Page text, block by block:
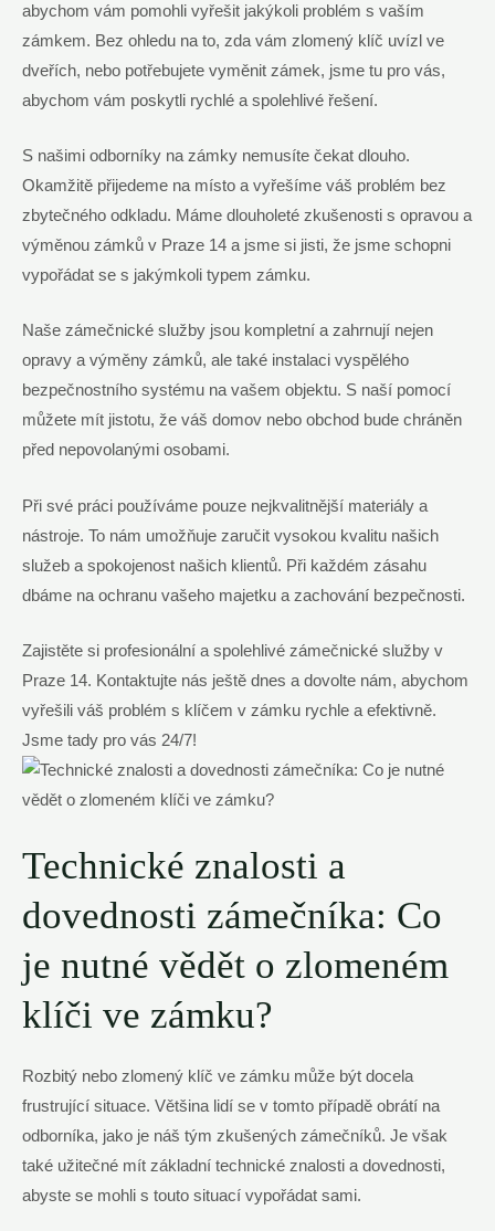
abychom vám pomohli vyřešit jakýkoli problém s vaším
zámkem. Bez ohledu na to, zda vám zlomený klíč uvízl ve
dveřích, nebo potřebujete vyměnit zámek, jsme tu pro vás,
abychom vám poskytli rychlé a spolehlivé řešení.
S našimi odborníky na zámky nemusíte čekat dlouho.
Okamžitě přijedeme na místo a vyřešíme váš problém bez
zbytečného odkladu. Máme dlouholeté zkušenosti s opravou a
výměnou zámků v Praze 14 a jsme si jisti, že jsme schopni
vypořádat se s jakýmkoli typem zámku.
Naše zámečnické služby jsou kompletní a zahrnují nejen
opravy a výměny zámků, ale také instalaci vyspělého
bezpečnostního systému na vašem objektu. S naší pomocí
můžete mít jistotu, že váš domov nebo obchod bude chráněn
před nepovolanými osobami.
Při své práci používáme pouze nejkvalitnější materiály a
nástroje. To nám umožňuje zaručit vysokou kvalitu našich
služeb a spokojenost našich klientů. Při každém zásahu
dbáme na ochranu vašeho majetku a zachování bezpečnosti.
Zajistěte si profesionální a spolehlivé zámečnické služby v
Praze 14. Kontaktujte nás ještě dnes a dovolte nám, abychom
vyřešili váš problém s klíčem v zámku rychle a efektivně.
Jsme tady pro vás 24/7!
Technické znalosti a
dovednosti zámečníka: Co
je nutné vědět o zlomeném
klíči ve zámku?
Rozbitý nebo zlomený klíč ve zámku může být docela
frustrující situace. Většina lidí se v tomto případě obrátí na
odborníka, jako je náš tým zkušených zámečníků. Je však
také užitečné mít základní technické znalosti a dovednosti,
abyste se mohli s touto situací vypořádat sami.